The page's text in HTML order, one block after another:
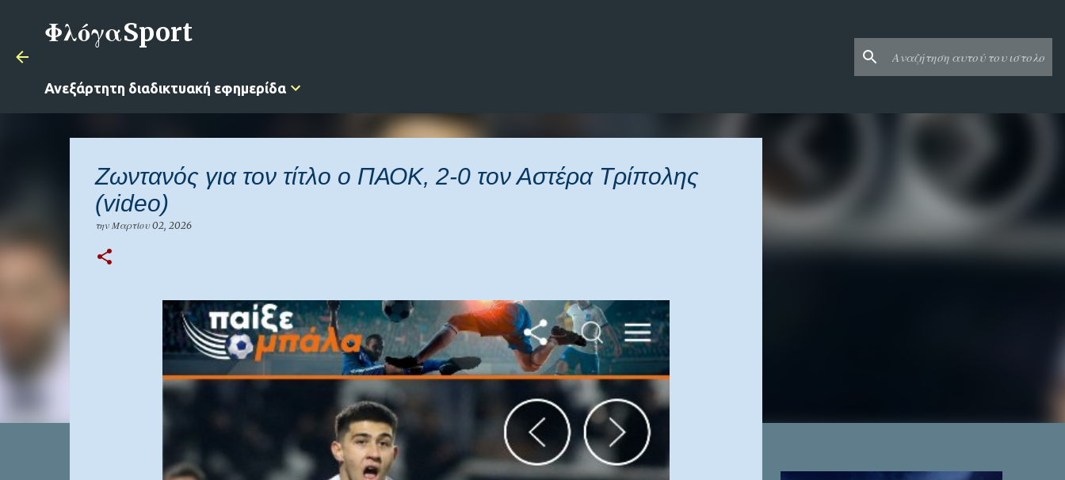
ΦλόγαSport
Ανεξάρτητη διαδικτυακή εφημερίδα
Ζωντανός για τον τίτλο ο ΠΑΟΚ, 2-0 τον Αστέρα Τρίπολης
(video)
την Μαρτίου 02, 2026